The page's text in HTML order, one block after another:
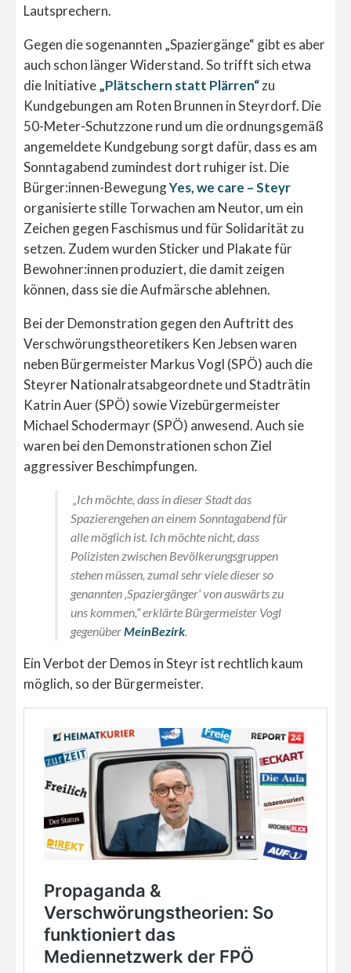
Lautsprechern.
Gegen die sogenannten „Spaziergänge“ gibt es aber
auch schon länger Widerstand. So trifft sich etwa
die Initiative„Plätschern statt Plärren“zu
Kundgebungen am Roten Brunnen in Steyrdorf. Die
50-Meter-Schutzzone rund um die ordnungsgemäß
angemeldete Kundgebung sorgt dafür, dass es am
Sonntagabend zumindest dort ruhiger ist. Die
Bürger:innen-BewegungYes, we care – Steyr
organisierte stille Torwachen am Neutor, um ein
Zeichen gegen Faschismus und für Solidarität zu
setzen. Zudem wurden Sticker und Plakate für
Bewohner:innen produziert, die damit zeigen
können, dass sie die Aufmärsche ablehnen.
Bei der Demonstration gegen den Auftritt des
Verschwörungstheoretikers Ken Jebsen waren
neben Bürgermeister Markus Vogl (SPÖ) auch die
Steyrer Nationalratsabgeordnete und Stadträtin
Katrin Auer (SPÖ) sowie Vizebürgermeister
Michael Schodermayr (SPÖ) anwesend. Auch sie
waren bei den Demonstrationen schon Ziel
aggressiver Beschimpfungen.
„Ich möchte, dass in dieser Stadt das
Spazierengehen an einem Sonntagabend für
alle möglich ist. Ich möchte nicht, dass
Polizisten zwischen Bevölkerungsgruppen
stehen müssen, zumal sehr viele dieser so
genannten ‚Spaziergänger‘ von auswärts zu
uns kommen,“ erklärte Bürgermeister Vogl
gegenüberMeinBezirk.
Ein Verbot der Demos in Steyr ist rechtlich kaum
möglich, so der Bürgermeister.